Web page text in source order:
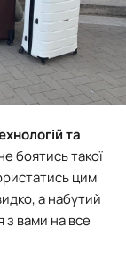
та
боятись такої
цим
а набутий
з вами на все